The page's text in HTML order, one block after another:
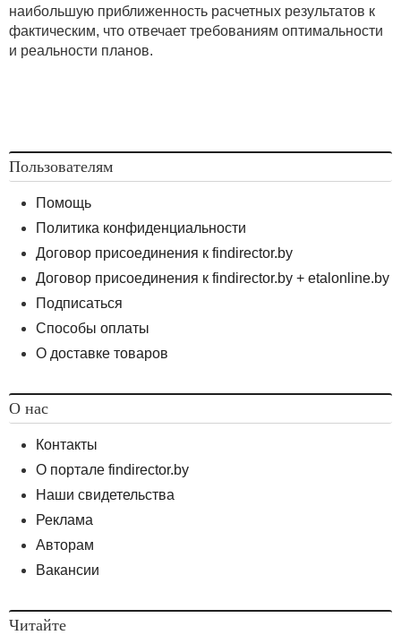
наибольшую приближенность расчетных результатов к
фактическим, что отвечает требованиям оптимальности
и реальности планов.
Пользователям
Помощь
Политика конфиденциальности
Договор присоединения к findirector.by
Договор присоединения к findirector.by + etalonline.by
Подписаться
Способы оплаты
О доставке товаров
О нас
Контакты
О портале findirector.by
Наши свидетельства
Реклама
Авторам
Вакансии
Читайте